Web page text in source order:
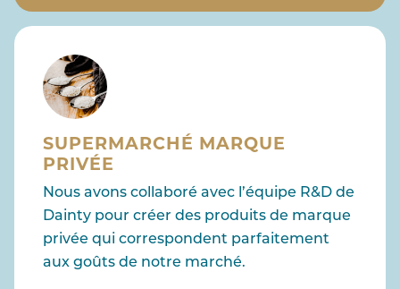
SUPERMARCHÉ MARQUE
PRIVÉE
Nous avons collaboré avec l’équipe R&D de
Dainty pour créer des produits de marque
privée qui correspondent parfaitement
aux goûts de notre marché.